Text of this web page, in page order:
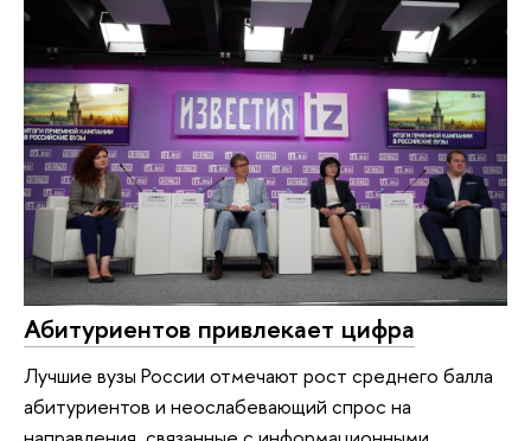
Абитуриентов привлекает цифра
Лучшие вузы России отмечают рост среднего балла
абитуриентов и неослабевающий спрос на